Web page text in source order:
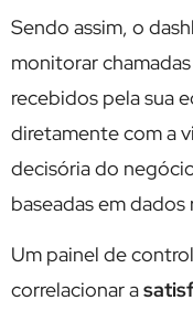
Sendo assim, o
monitorar
recebidos pela sua
diretamente com a
decisória do
baseadas em dados
Um painel de
correlacionar a